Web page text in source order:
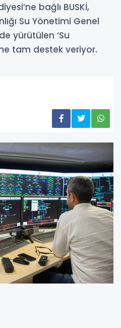
bağlı BUSKİ,
Su Yönetimi Genel
yürütülen ‘Su
tam destek veriyor.